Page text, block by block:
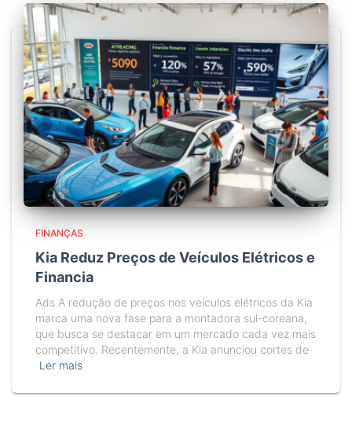
FINANÇAS
Kia Reduz Preços de Veículos Elétricos e
Financia
Ads A redução de preços nos veículos elétricos da Kia
marca uma nova fase para a montadora sul-coreana,
que busca se destacar em um mercado cada vez mais
competitivo. Recentemente, a Kia anunciou cortes de
Ler mais